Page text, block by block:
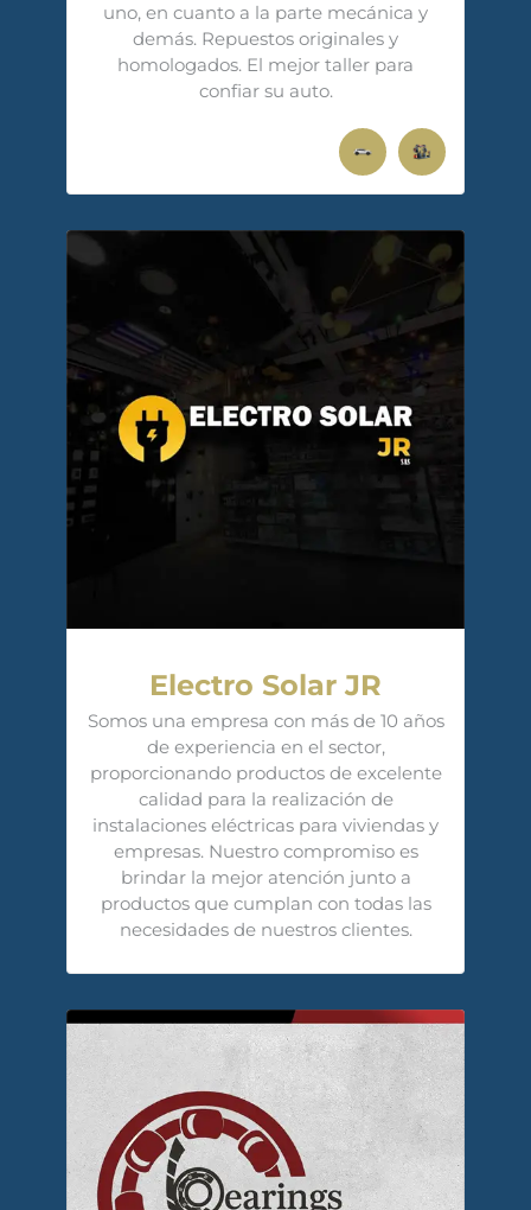
uno, en cuanto a la parte mecánica y
demás. Repuestos originales y
homologados. El mejor taller para
confiar su auto.
Electro Solar JR
Somos una empresa con más de 10 años
de experiencia en el sector,
proporcionando productos de excelente
calidad para la realización de
instalaciones eléctricas para viviendas y
empresas. Nuestro compromiso es
brindar la mejor atención junto a
productos que cumplan con todas las
necesidades de nuestros clientes.